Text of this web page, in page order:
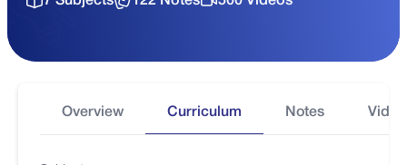
Overview Curriculum Notes